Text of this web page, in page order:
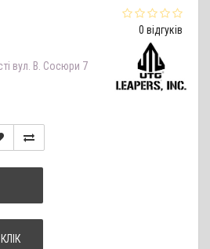
0 відгуків
вул. В. Сосюри 7